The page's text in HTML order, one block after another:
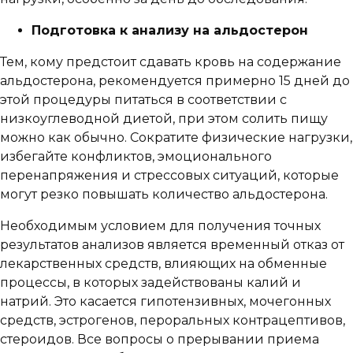
Подготовка к анализу на альдостерон
Тем, кому предстоит сдавать кровь на содержание
альдостерона, рекомендуется примерно 15 дней до
этой процедуры питаться в соответствии с
низкоуглеводной диетой, при этом солить пищу
можно как обычно. Сократите физические нагрузки,
избегайте конфликтов, эмоционального
перенапряжения и стрессовых ситуаций, которые
могут резко повышать количество альдостерона.
Необходимым условием для получения точных
результатов анализов является временный отказ от
лекарственных средств, влияющих на обменные
процессы, в которых задействованы калий и
натрий. Это касается гипотензивных, мочегонных
средств, эстрогенов, пероральных контрацептивов,
стероидов. Все вопросы о прерывании приема